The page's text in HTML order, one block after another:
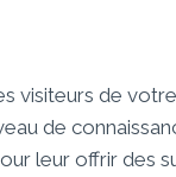
visiteurs de
de
leur offrir des